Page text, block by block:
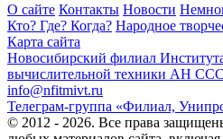
О сайте Контакты Новости
Кто? Где? Когда? Народное
Карта сайта
Новосибирский филиал
вычислительной техники АН
info@nfitmivt.ru
Телеграм-группа «Филиал,
© 2012 - 2026. Все права